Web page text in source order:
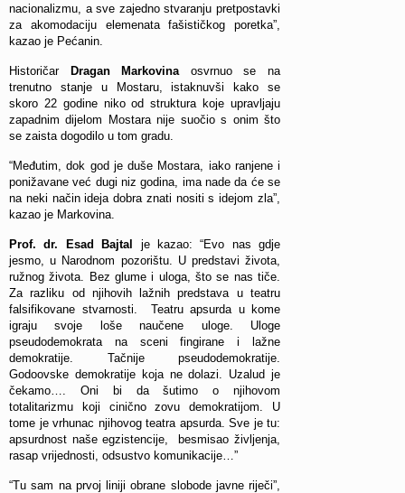
nacionalizmu, a sve zajedno stvaranju pretpostavki
za akomodaciju elemenata fašističkog poretka”,
kazao je Pećanin.
Historičar Dragan Markovina osvrnuo se na
trenutno stanje u Mostaru, istaknuvši kako se
skoro 22 godine niko od struktura koje upravljaju
zapadnim dijelom Mostara nije suočio s onim što
se zaista dogodilo u tom gradu.
“Međutim, dok god je duše Mostara, iako ranjene i
ponižavane već dugi niz godina, ima nade da će se
na neki način ideja dobra znati nositi s idejom zla”,
kazao je Markovina.
Prof. dr. Esad Bajtal je kazao: “Evo nas gdje
jesmo, u Narodnom pozorištu. U predstavi života,
ružnog života. Bez glume i uloga, što se nas tiče.
Za razliku od njihovih lažnih predstava u teatru
falsifikovane stvarnosti. Teatru apsurda u kome
igraju svoje loše naučene uloge. Uloge
pseudodemokrata na sceni fingirane i lažne
demokratije. Tačnije pseudodemokratije.
Godoovske demokratije koja ne dolazi. Uzalud je
čekamo…. Oni bi da šutimo o njihovom
totalitarizmu koji cinično zovu demokratijom. U
tome je vrhunac njihovog teatra apsurda. Sve je tu:
apsurdnost naše egzistencije, besmisao življenja,
rasap vrijednosti, odsustvo komunikacije…”
“Tu sam na prvoj liniji obrane slobode javne riječi”,